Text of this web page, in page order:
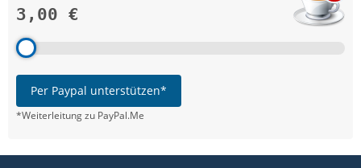
3,00 €
Per Paypal unterstützen*
*Weiterleitung zu PayPal.Me